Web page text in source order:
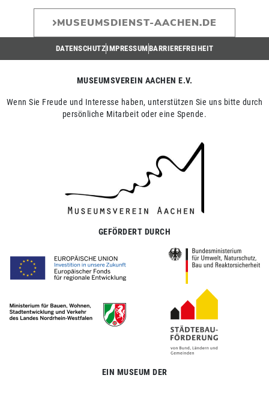
MUSEUMSDIENST-AACHEN.DE
DATENSCHUTZIMPRESSUM BARRIEREFREIHEIT
MUSEUMSVEREIN AACHEN E.V.
Wenn Sie Freude und Interesse haben, unterstützen Sie uns bitte durch
persönliche Mitarbeit oder eine Spende.
GEFÖRDERT DURCH
EIN MUSEUM DER